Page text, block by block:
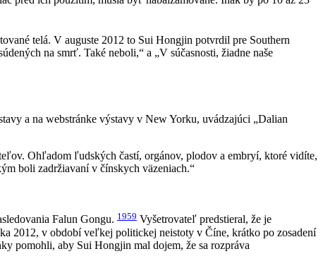
telá. V auguste 2012 to Sui Hongjin potvrdil pre Southern
na smrť. Také neboli,“ a „V súčasnosti, žiadne naše
a na webstránke výstavy v New Yorku, uvádzajúci „Dalian
Ohľadom ľudských častí, orgánov, plodov a embryí, ktoré vidíte,
boli zadržiavaní v čínskych väzeniach.“
Falun Gongu. 1959 Vyšetrovateľ predstieral, že je
2012, v období veľkej politickej neistoty v Číne, krátko po zosadení
pomohli, aby Sui Hongjin mal dojem, že sa rozpráva